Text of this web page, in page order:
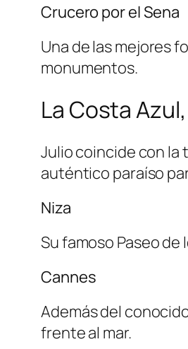
Crucero por el Sena
Una de las mejores
monumentos.
La Costa
Julio coincide con la
auténtico paraíso
Niza
Su famoso Paseo
Cannes
Además del
frente al mar.